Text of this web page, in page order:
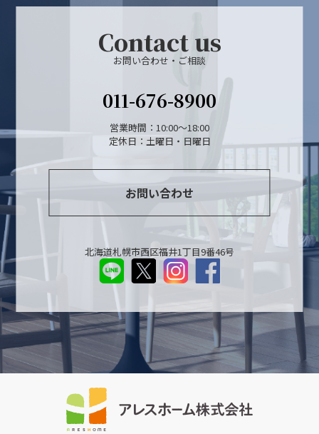
Contact us
お問い合わせ・ご相談
011-676-8900
営業時間：10:00～18:00
定休日：土曜日・日曜日
お問い合わせ
北海道札幌市西区福井1丁目9番46号